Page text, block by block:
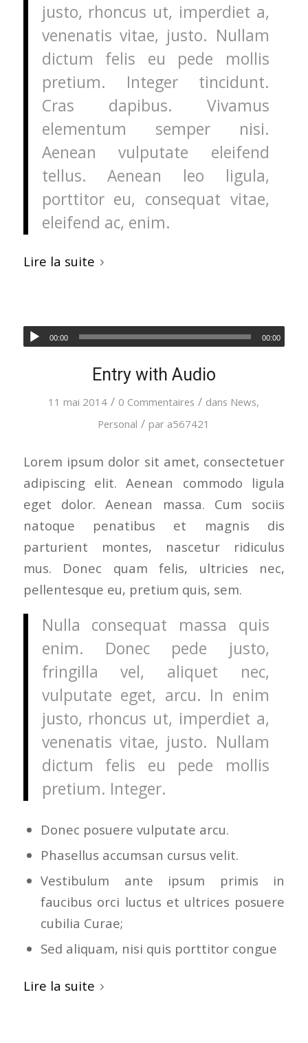
justo, rhoncus ut, imperdiet a,
venenatis vitae, justo. Nullam
dictum felis eu pede mollis
pretium. Integer tincidunt.
Cras dapibus. Vivamus
elementum semper nisi.
Aenean vulputate eleifend
tellus. Aenean leo ligula,
porttitor eu, consequat vitae,
eleifend ac, enim.
Lire la suite
00:00 00:00
Entry with Audio
11 mai 2014 / 0 Commentaires / dans News,
Personal / par a567421
Lorem ipsum dolor sit amet, consectetuer
adipiscing elit. Aenean commodo ligula
eget dolor. Aenean massa. Cum sociis
natoque penatibus et magnis dis
parturient montes, nascetur ridiculus
mus. Donec quam felis, ultricies nec,
pellentesque eu, pretium quis, sem.
Nulla consequat massa quis
enim. Donec pede justo,
fringilla vel, aliquet nec,
vulputate eget, arcu. In enim
justo, rhoncus ut, imperdiet a,
venenatis vitae, justo. Nullam
dictum felis eu pede mollis
pretium. Integer.
Donec posuere vulputate arcu.
Phasellus accumsan cursus velit.
Vestibulum ante ipsum primis in
faucibus orci luctus et ultrices posuere
cubilia Curae;
Sed aliquam, nisi quis porttitor congue
Lire la suite